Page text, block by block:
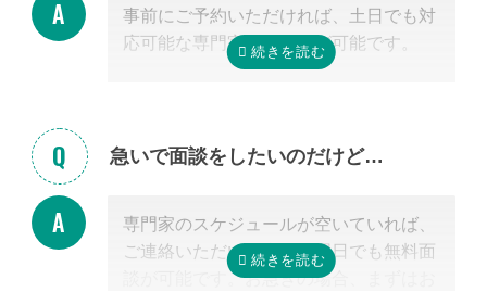
までご希望の方法をお申し付けくださ
い。
事前にご予約いただければ、土日でも対
応可能な専門家のご紹介が可能です。
急いで面談をしたいのだけど…
専門家のスケジュールが空いていれば、
ご連絡いただいた当日や翌日でも無料面
談が可能です。お急ぎの場合、まずはお